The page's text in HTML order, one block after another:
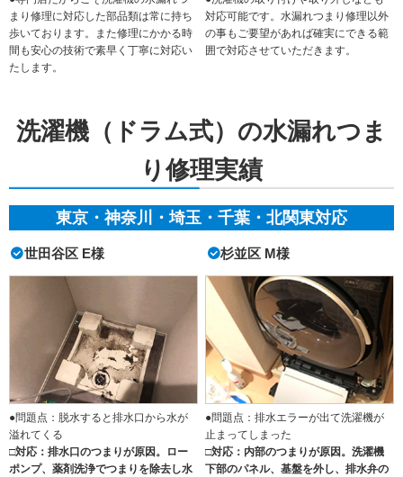
まり修理に対応した部品類は常に持ち
歩いております。また修理にかかる時
間も安心の技術で素早く丁寧に対応い
たします。
対応可能です。水漏れつまり修理以外
の事もご要望があれば確実にできる範
囲で対応させていただきます。
洗濯機（ドラム式）の水漏れつま
り修理実績
東京・神奈川・埼玉・千葉・北関東対応
世田谷区 E様
●問題点：脱水すると排水口から水が
溢れてくる
□対応：排水口のつまりが原因。ロー
ポンプ、薬剤洗浄でつまりを除去し水
杉並区 M様
●問題点：排水エラーが出て洗濯機が
止まってしまった
□対応：内部のつまりが原因。洗濯機
下部のパネル、基盤を外し、排水弁の